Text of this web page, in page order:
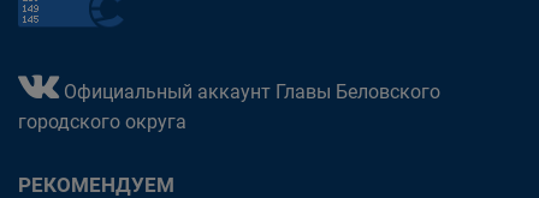
Официальный аккаунт Главы Беловского
городского округа
РЕКОМЕНДУЕМ